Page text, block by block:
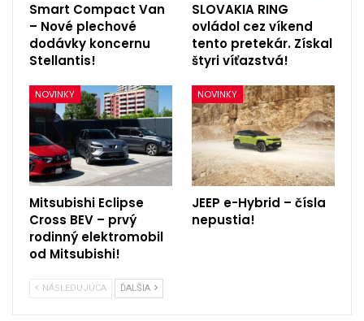
Smart Compact Van
– Nové plechové
dodávky koncernu
Stellantis!
SLOVAKIA RING
ovládol cez víkend
tento pretekár. Získal
štyri víťazstvá!
NOVINKY
Mitsubishi Eclipse
Cross BEV – prvý
rodinný elektromobil
od Mitsubishi!
NOVINKY
JEEP e-Hybrid – čísla
nepustia!
NÁSLEDUJÚCA ĎALŠIA